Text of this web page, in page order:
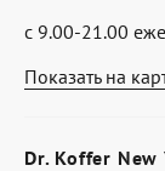
Показать на
с 9.00-21.00
Dr. Koffer